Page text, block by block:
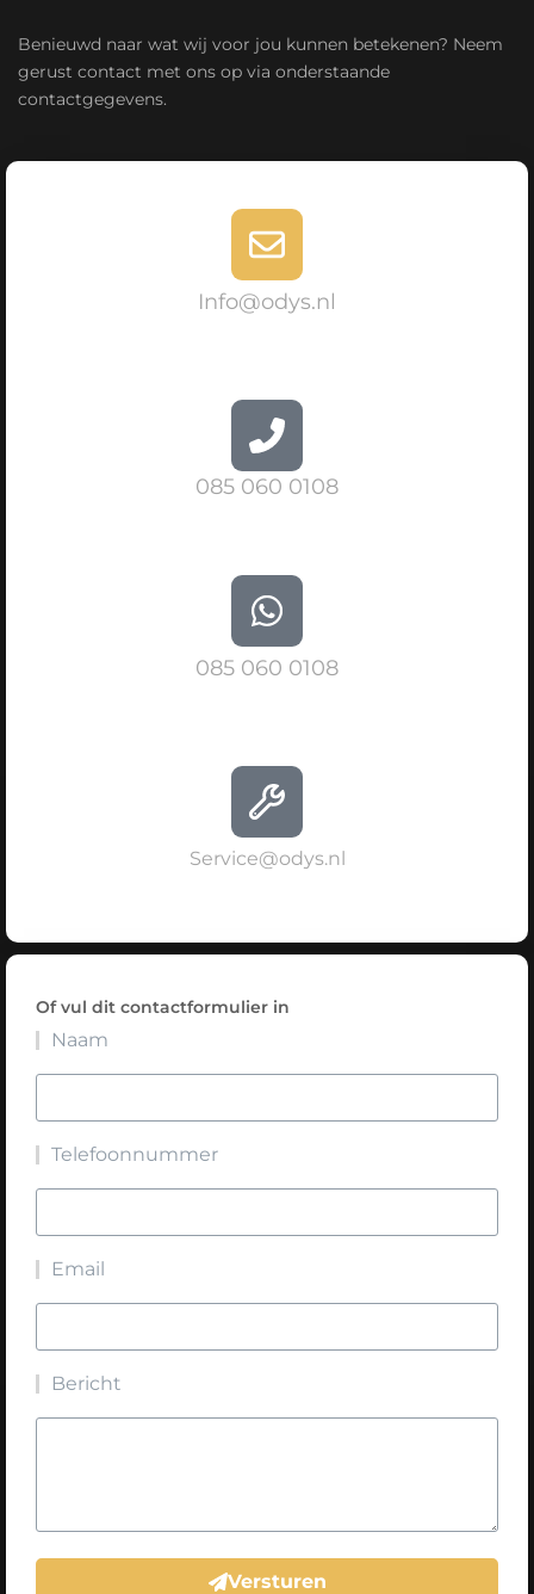
Benieuwd naar wat wij voor jou kunnen betekenen? Neem
gerust contact met ons op via onderstaande
contactgegevens.
Info@odys.nl
085 060 0108
085 060 0108
Service@odys.nl
Of vul dit contactformulier in
Naam
Telefoonnummer
Email
Bericht
Versturen